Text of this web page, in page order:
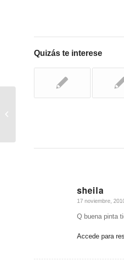
Quizás te interese
sheila
Dice:
17 noviembre,
Q buena pinta
Accede para